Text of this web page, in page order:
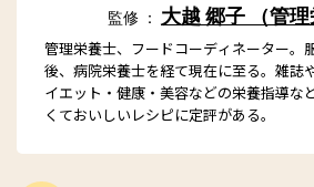
監修 ： 大越 郷子 （管理
管理栄養士、フードコーディネーター。
後、病院栄養士を経て現在に至る。雑誌
イエット・健康・美容などの栄養指導な
くておいしいレシピに定評がある。